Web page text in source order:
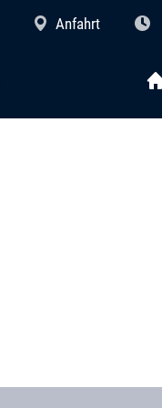
Anfahrt